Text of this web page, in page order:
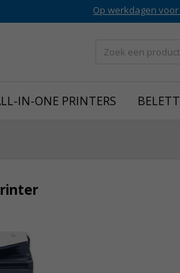
Op werkdagen
IN-ONE PRINTERS